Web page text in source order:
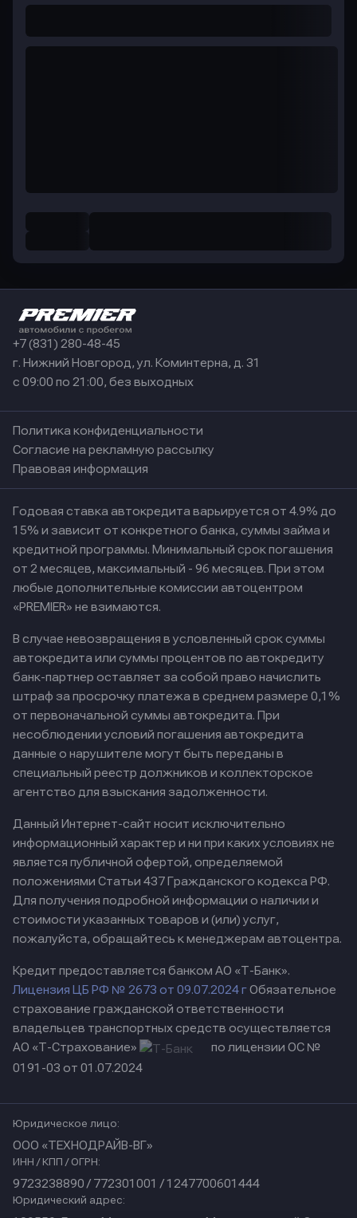
+7 (831) 280-48-45
г. Нижний Новгород, ул. Коминтерна, д. 31
с 09:00 по 21:00, без выходных
Политика конфиденциальности
Согласие на рекламную рассылку
Правовая информация
Годовая ставка автокредита варьируется от 4.9% до
15% и зависит от конкретного банка, суммы займа и
кредитной программы. Минимальный срок погашения
от 2 месяцев, максимальный - 96 месяцев. При этом
любые дополнительные комиссии автоцентром
«PREMIER» не взимаются.
В случае невозвращения в условленный срок суммы
автокредита или суммы процентов по автокредиту
банк-партнер оставляет за собой право начислить
штраф за просрочку платежа в среднем размере 0,1%
от первоначальной суммы автокредита. При
несоблюдении условий погашения автокредита
данные о нарушителе могут быть переданы в
специальный реестр должников и коллекторское
агентство для взыскания задолженности.
Данный Интернет-сайт носит исключительно
информационный характер и ни при каких условиях не
является публичной офертой, определяемой
положениями Статьи 437 Гражданского кодекса РФ.
Для получения подробной информации о наличии и
стоимости указанных товаров и (или) услуг,
пожалуйста, обращайтесь к менеджерам автоцентра.
Кредит предоставляется банком АО «Т-Банк».
Лицензия ЦБ РФ № 2673 от 09.07.2024 гОбязательное
страхование гражданской ответственности
владельцев транспортных средств осуществляется
АО «Т-Страхование»
по лицензии ОС №
0191-03 от 01.07.2024
Юридическое лицо:
ООО «ТЕХНОДРАЙВ-ВГ»
ИНН / КПП / ОГРН:
9723238890 / 772301001 / 1247700601444
Юридический адрес: